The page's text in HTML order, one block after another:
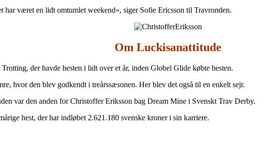
har været en lidt omtumlet weekend«, siger Sofie Ericsson til Travronden.
Om Luckisanattitude
der havde hesten i lidt over et år, inden Globel Glide købte hesten.
hvor den blev godkendt i treårssæsonen. Her blev det også til en enkelt sejr.
var den anden for Christoffer Eriksson bag Dream Mine i Svenskt Trav Derby.
hest, der har indløbet 2.621.180 svenske kroner i sin karriere.